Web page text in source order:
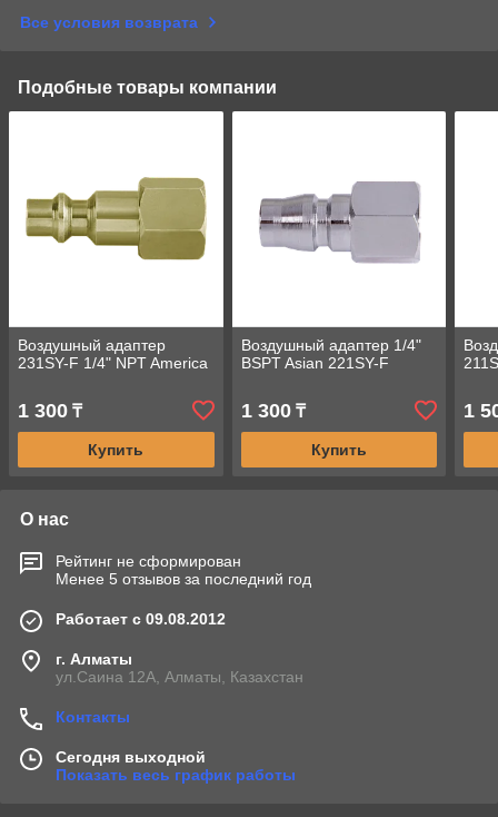
Все условия возврата
Подобные товары компании
Воздушный адаптер
231SY-F 1/4" NPT America
1 300 ₸
Купить
Воздушный адаптер 1/4"
BSPT Asian 221SY-F
1 300₸
Купить
1
О нас
Рейтинг не сформирован
Менее 5 отзывов за последний год
Работает с 09.08.2012
г. Алматы
ул.Саина 12А, Алматы, Казахстан
Контакты
Сегодня выходной
Показать весь график работы